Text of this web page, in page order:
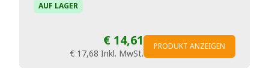
AUF LAGER
€ 14,61
€ 17,68 Inkl. MwSt.
PRODUKT ANZEIGEN